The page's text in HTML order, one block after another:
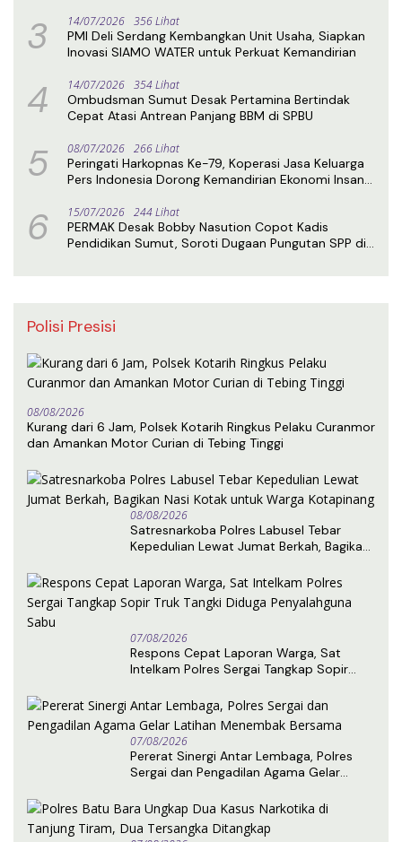
3 14/07/2026 356 Lihat
PMI Deli Serdang Kembangkan Unit Usaha, Siapkan
Inovasi SIAMO WATER untuk Perkuat Kemandirian
4 14/07/2026 354 Lihat
Ombudsman Sumut Desak Pertamina Bertindak
Cepat Atasi Antrean Panjang BBM di SPBU
5 08/07/2026 266 Lihat
Peringati Harkopnas Ke-79, Koperasi Jasa Keluarga
Pers Indonesia Dorong Kemandirian Ekonomi Insan
6 15/07/2026 244 Lihat
PERMAK Desak Bobby Nasution Copot Kadis
Pendidikan Sumut, Soroti Dugaan Pungutan SPP di
Polisi Presisi
08/08/2026
Kurang dari 6 Jam, Polsek Kotarih Ringkus Pelaku Curanmor
dan Amankan Motor Curian di Tebing Tinggi
08/08/2026
Satresnarkoba Polres Labusel Tebar
Kepedulian Lewat Jumat Berkah, Bagikan
07/08/2026
Respons Cepat Laporan Warga, Sat
Intelkam Polres Sergai Tangkap Sopir
07/08/2026
Pererat Sinergi Antar Lembaga, Polres
Sergai dan Pengadilan Agama Gelar